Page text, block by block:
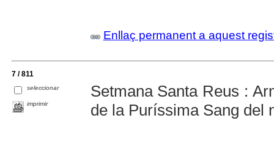
Enllaç permanent a aquest
7 / 811
seleccionar
imprimir
Setmana Santa Reus :
de la Puríssima Sang del